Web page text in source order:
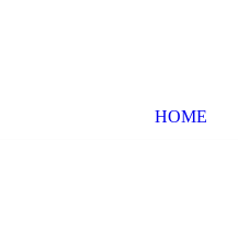
HOME